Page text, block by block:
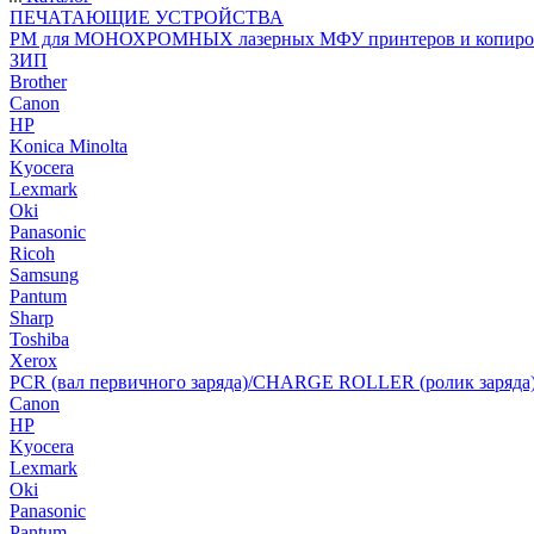
ПЕЧАТАЮЩИЕ УСТРОЙСТВА
РМ для МОНОХРОМНЫХ лазерных МФУ принтеров и
ЗИП
Brother
Canon
HP
Konica Minolta
Kyocera
Lexmark
Oki
Panasonic
Ricoh
Samsung
Pantum
Sharp
Toshiba
Xerox
PCR (вал первичного заряда)/CHARGE ROLLER (ролик
Canon
HP
Kyocera
Lexmark
Oki
Panasonic